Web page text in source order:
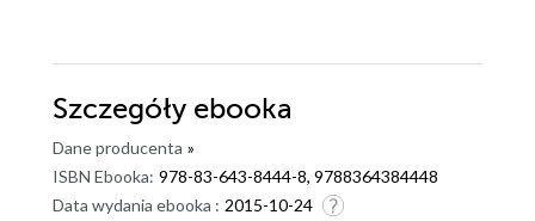
Szczegóły ebooka
Dane producenta »
ISBN Ebooka: 978-83-643-8444-8, 9788364384448
Data wydania ebooka : 2015-10-24